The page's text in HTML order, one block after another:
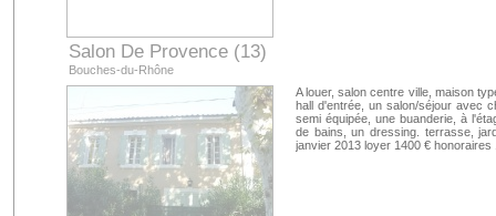
Salon De Provence (13)
Bouches-du-Rhône
A louer, salon centre ville, maison
hall d'entrée, un salon/séjour avec
semi équipée, une buanderie, à
de bains, un dressing. terrasse,
janvier 2013 loyer 1400 € honoraires